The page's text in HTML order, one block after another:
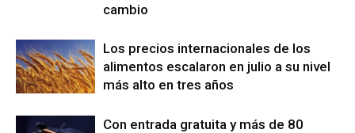
cambio
Los precios internacionales de los
alimentos escalaron en julio a su nivel
más alto en tres años
Con entrada gratuita y más de 80